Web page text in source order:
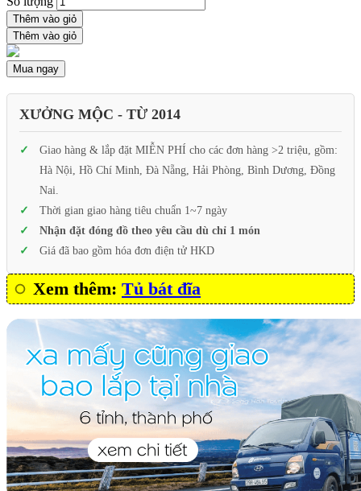
Thêm vào giỏ
Thêm vào giỏ
Mua ngay
XƯỞNG MỘC - TỪ 2014
Giao hàng & lắp đặt MIỄN PHÍ cho các đơn hàng >2 triệu, gồm:
Hà Nội, Hồ Chí Minh, Đà Nẵng, Hải Phòng, Bình Dương, Đồng
Nai.
Thời gian giao hàng tiêu chuẩn 1~7 ngày
Nhận đặt đóng đồ theo yêu cầu dù chỉ 1 món
Giá đã bao gồm hóa đơn điện tử HKD
Xem thêm: Tủ bát đĩa